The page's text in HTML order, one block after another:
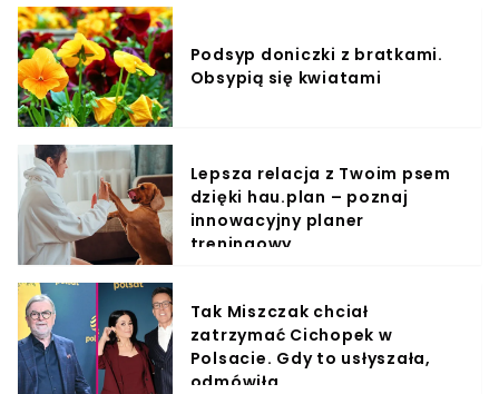
Podsyp doniczki z bratkami.
Obsypią się kwiatami
Lepsza relacja z Twoim psem
dzięki hau.plan – poznaj
innowacyjny planer
treningowy
Tak Miszczak chciał
zatrzymać Cichopek w
Polsacie. Gdy to usłyszała,
odmówiła